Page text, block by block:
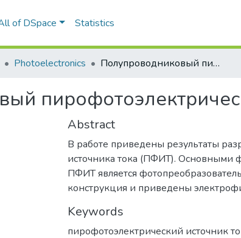
of DSpace Statistics
Photoelectronics Полупроводниковый пирофотоэлектрический источник тока
Abstract
В работе приведены результаты
источника тока (ПФИТ). Основными
ПФИТ является
конструкция и приведены
Keywords
пирофотоэлектрический источник